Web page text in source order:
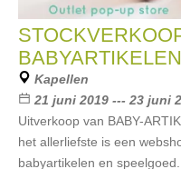
Kapellen
21 juni 2019 --- 23 juni
Uitverkoop van BABY-
het allerliefste is een
babyartikelen en